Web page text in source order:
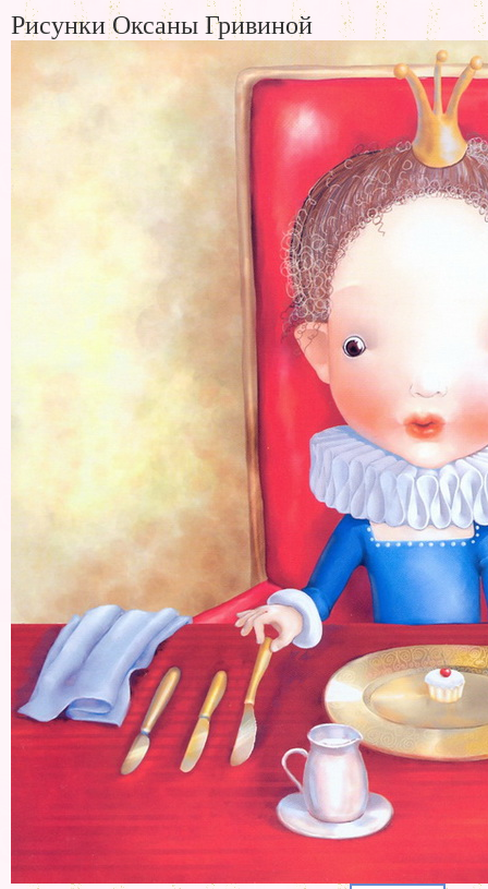
Рисунки Оксаны Гривиной